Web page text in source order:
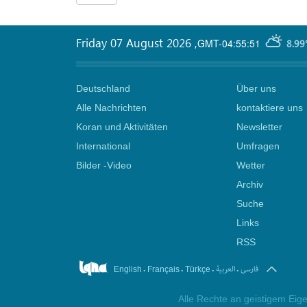
GMT-04:55:51
Friday 07 August 2026 ,
Deutschland
Alle Nachrichten
Koran und Aktivitäten
International
Bilder -Video
Über uns
kontaktiere uns
Newsletter
Umfragen
Wetter
Archiv
Suche
Links
RSS
English . Français. Türkçe . العربیة.فارسی
Alle Rechte an geistigem